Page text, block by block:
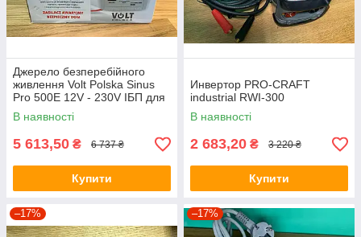
Джерело безперебійного
живлення Volt Polska Sinus
Pro 500E 12V - 230V ІБП для
дому Безперебійник для
дому
В наявності
5 613,50 ₴ 6 737 ₴
Купити
Инвертор PRO-CRAFT
industrial RWI-300
В наявності
2 683,20 ₴ 3 220 ₴
Купити
–17% –17%